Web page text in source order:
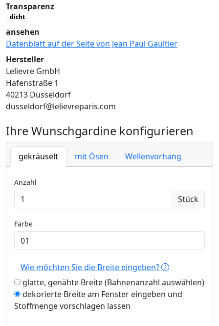
Transparenz
dicht
ansehen
Datenblatt auf der Seite von Jean Paul Gaultier
Hersteller
Lelievre GmbH
Hafenstraße 1
40213 Düsseldorf
dusseldorf@lelievreparis.com
Ihre Wunschgardine konfigurieren
gekräuselt mit Ösen Wellenvorhang
Anzahl
Stück
Farbe
Wie möchten Sie die Breite eingeben?
glatte, genähte Breite (Bahnenanzahl auswählen)
dekorierte Breite am Fenster eingeben und
Stoffmenge vorschlagen lassen